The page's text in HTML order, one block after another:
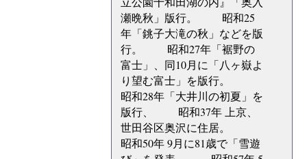
瀬晩秋」版行。 昭和25
年「銚子大滝の秋」などを版
行。 昭和27年「裾野の
富士」、同10月に「八ヶ嶽よ
り望む富士」を版行。
昭和28年「大井川の初夏」を
版行、 昭和37年 上京、
世田谷区奥沢に住居。
昭和50年 9月に81歳で「雪遊